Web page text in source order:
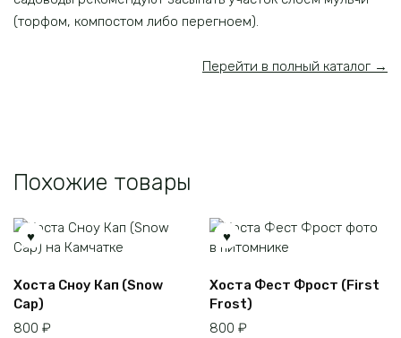
(торфом, компостом либо перегноем).
Перейти в полный каталог →
Похожие товары
Хоста Сноу Кап (Snow
Cap)
800 ₽
Хоста Фест Фрост (First
Frost)
800 ₽